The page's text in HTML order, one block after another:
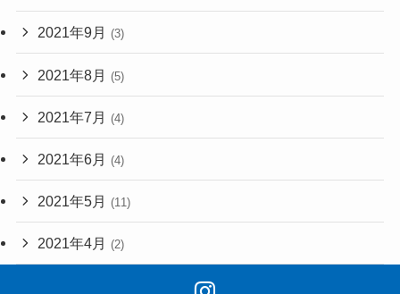
2021年9月 (3)
2021年8月 (5)
2021年7月 (4)
2021年6月 (4)
2021年5月 (11)
2021年4月 (2)